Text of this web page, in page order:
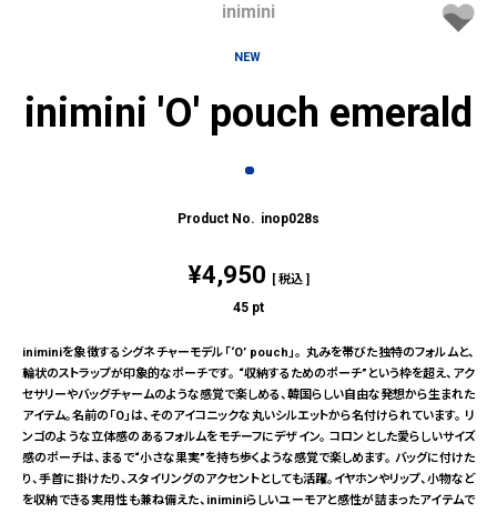
inimini
NEW
inimini 'O' pouch emerald
inop028s
¥4,950 税込
45 pt
iniminiを象徴するシグネチャーモデル「‘O’ pouch」。 丸みを帯びた独特のフォルムと、
輪状のストラップが印象的なポーチです。 “収納するためのポーチ”という枠を超え、アク
セサリーやバッグチャームのような感覚で楽しめる、韓国らしい自由な発想から生まれた
アイテム。名前の「O」は、そのアイコニックな丸いシルエットから名付けられています。 リ
ンゴのような立体感のあるフォルムをモチーフにデザイン。 コロンとした愛らしいサイズ
感のポーチは、まるで“小さな果実”を持ち歩くような感覚で楽しめます。 バッグに付けた
り、手首に掛けたり、スタイリングのアクセントとしても活躍。イヤホンやリップ、小物など
を収納できる実用性も兼ね備えた、iniminiらしいユーモアと感性が詰まったアイテムで